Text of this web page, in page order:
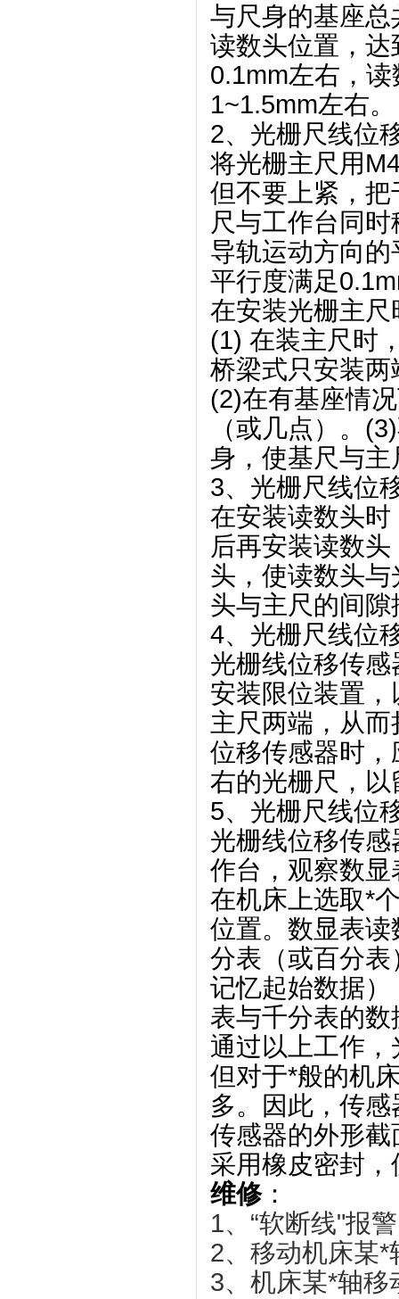
与尺身的基座
读数头位置，
0.1mm左右，
1~1.5mm左右。
2、光栅尺线位
将光栅主尺用
但不要上紧，
尺与工作台同
导轨运动方向
平行度满足
在安装光栅主
(1) 在装主尺时
桥梁式只安装
(2)在有基座情
（或几点）。
身，使基尺与
3、光栅尺线位
在安装读数头
后再安装读数
头，使读数头
头与主尺的间
4、光栅尺线位
光栅线位移传
安装限位装置
主尺两端，从
位移传感器时
右的光栅尺，
5、光栅尺线位
光栅线位移传
作台，观察数
在机床上选取*
位置。数显表
分表（或百分
记忆起始数据
表与千分表的数
通过以上工作
但对于*般的机
多。因此，传
传感器的外形
采用橡皮密封
维修：
1、“软断线"报
2、移动机床某*
3、机床某*轴